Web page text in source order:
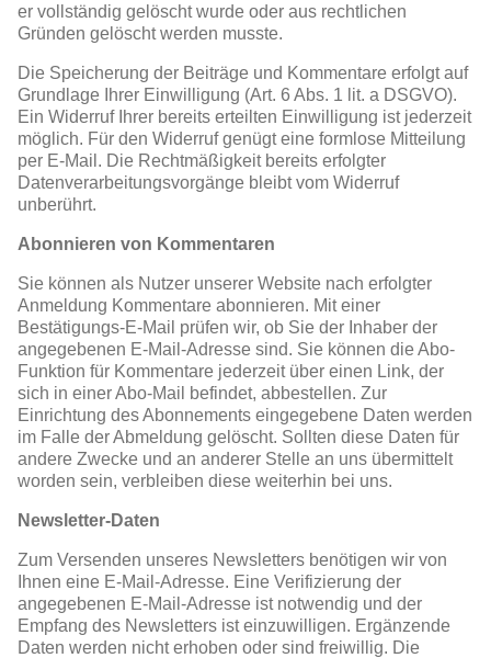
er vollständig gelöscht wurde oder aus rechtlichen
Gründen gelöscht werden musste.
Die Speicherung der Beiträge und Kommentare erfolgt auf
Grundlage Ihrer Einwilligung (Art. 6 Abs. 1 lit. a DSGVO).
Ein Widerruf Ihrer bereits erteilten Einwilligung ist jederzeit
möglich. Für den Widerruf genügt eine formlose Mitteilung
per E-Mail. Die Rechtmäßigkeit bereits erfolgter
Datenverarbeitungsvorgänge bleibt vom Widerruf
unberührt.
Abonnieren von Kommentaren
Sie können als Nutzer unserer Website nach erfolgter
Anmeldung Kommentare abonnieren. Mit einer
Bestätigungs-E-Mail prüfen wir, ob Sie der Inhaber der
angegebenen E-Mail-Adresse sind. Sie können die Abo-
Funktion für Kommentare jederzeit über einen Link, der
sich in einer Abo-Mail befindet, abbestellen. Zur
Einrichtung des Abonnements eingegebene Daten werden
im Falle der Abmeldung gelöscht. Sollten diese Daten für
andere Zwecke und an anderer Stelle an uns übermittelt
worden sein, verbleiben diese weiterhin bei uns.
Newsletter-Daten
Zum Versenden unseres Newsletters benötigen wir von
Ihnen eine E-Mail-Adresse. Eine Verifizierung der
angegebenen E-Mail-Adresse ist notwendig und der
Empfang des Newsletters ist einzuwilligen. Ergänzende
Daten werden nicht erhoben oder sind freiwillig. Die